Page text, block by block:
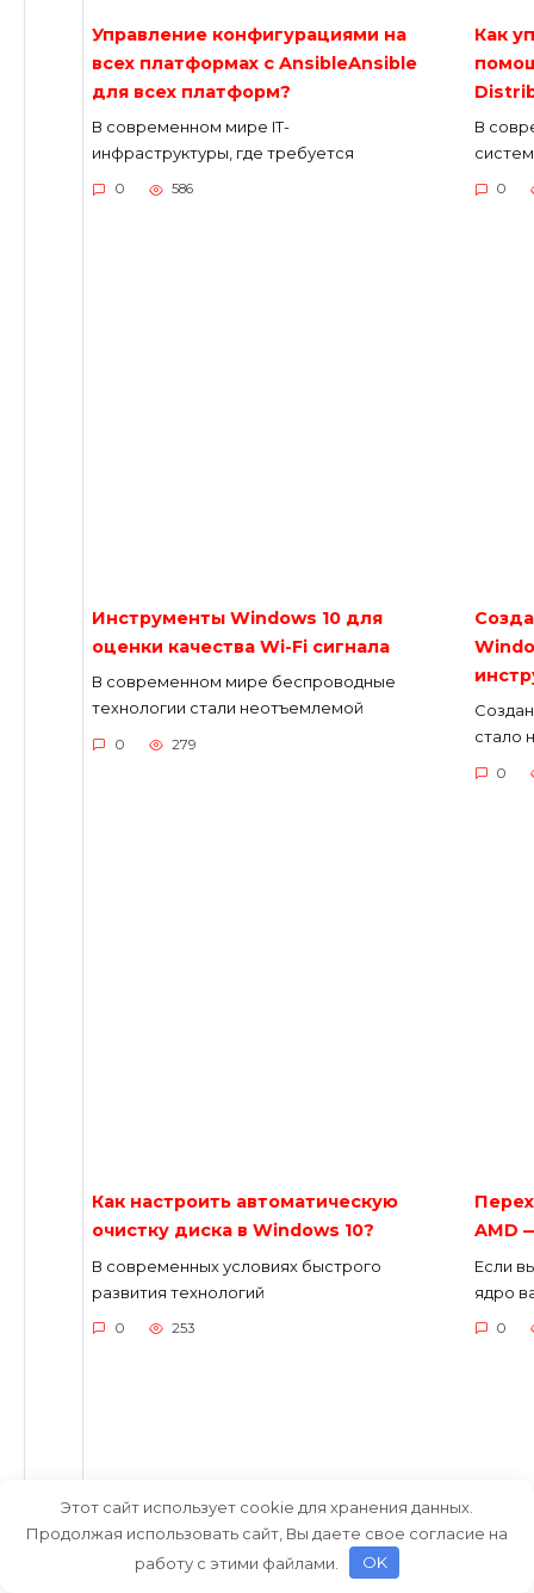
Управление конфигурациями на
всех платформах с AnsibleAnsible
для всех платформ?
В современном мире IT-
инфраструктуры, где требуется
0 586
Как
В
0
Инструменты Windows 10 для
оценки качества Wi-Fi сигнала
В современном мире беспроводные
технологии стали неотъемлемой
0 279
стало
0
Как настроить автоматическую
очистку диска в Windows 10?
В современных условиях быстрого
развития технологий
0 253
AMD
Если
ядро
0
Этот сайт использует cookie для хранения данных.
Продолжая использовать сайт, Вы даете свое согласие на
работу с этими файлами.
OK